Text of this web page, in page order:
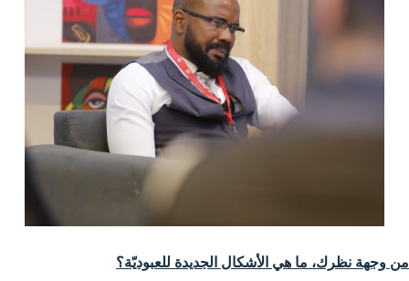
من وجهة نظرك، ما هي الأشكال الجديدة للعبوديّة؟